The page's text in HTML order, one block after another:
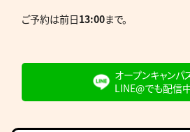
ご予約は前日13:00まで。
オープンキャンパ
LINE@でも配信中